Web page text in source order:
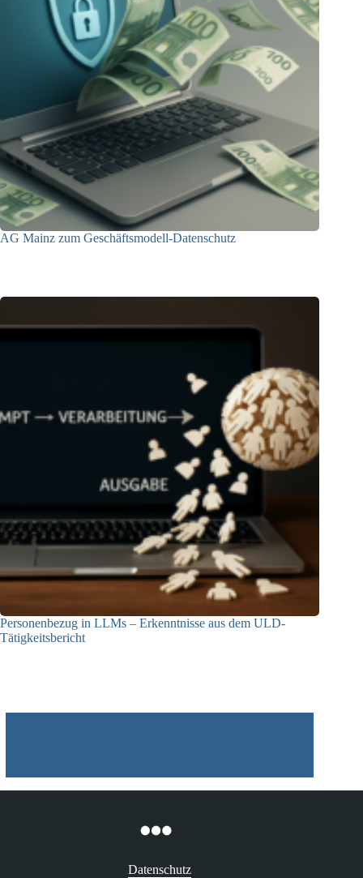
AG Mainz zum Geschäftsmodell-Datenschutz
Personenbezug in LLMs – Erkenntnisse aus dem ULD-
Tätigkeitsbericht
Datenschutz